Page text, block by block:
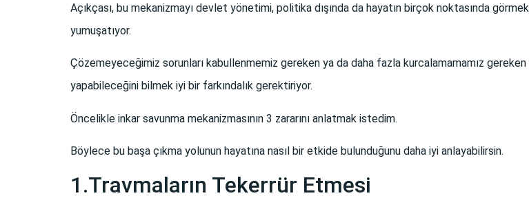
Açıkçası, bu mekanizmayı devlet yönetimi, politika dışında da hayatın birçok noktasında
yumuşatıyor.
Çözemeyeceğimiz sorunları kabullenmemiz gereken ya da daha fazla kurcalamamamız
yapabileceğini bilmek iyi bir farkındalık gerektiriyor.
Öncelikle inkar savunma mekanizmasının 3 zararını anlatmak istedim.
Böylece bu başa çıkma yolunun hayatına nasıl bir etkide bulunduğunu daha iyi anlayabilirsin.
1.Travmaların Tekerrür Etmesi